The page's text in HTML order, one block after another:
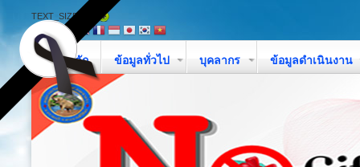
TEXT_SIZE
หน้าหลัก ข้อมูลทั่วไป บุคลากร ข้อมูลดำเนินงาน